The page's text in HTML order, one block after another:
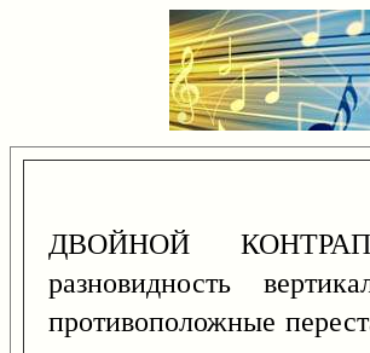
ДВОЙНОЙ
разновидность
противоположные